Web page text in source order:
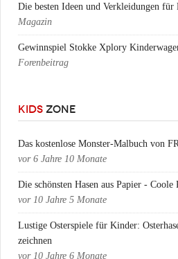
Die besten Ideen und Verkleidungen für
Magazin
Gewinnspiel Stokke Xplory
Forenbeitrag
KIDS ZONE
Das kostenlose Monster-Malbuch von
vor 6 Jahre 10 Monate
Die schönsten Hasen aus Papier - Coole
vor 10 Jahre 5 Monate
Lustige Osterspiele für Kinder:
zeichnen
vor 10 Jahre 6 Monate